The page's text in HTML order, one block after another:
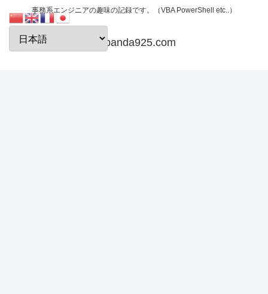
事務系エンジニアの趣味の記録です。（VBA PowerShell etc..）
papanda925.com